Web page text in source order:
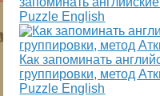
Puzzle English
Как запоминать
группировки, метод
Puzzle English